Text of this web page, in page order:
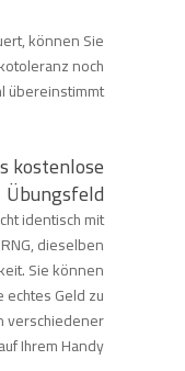
können Sie
noch
übereinstimmt.
kostenlose
Übungsfeld
identisch mit
dieselben
Sie können
Geld zu
verschiedener
Ihrem Handy.